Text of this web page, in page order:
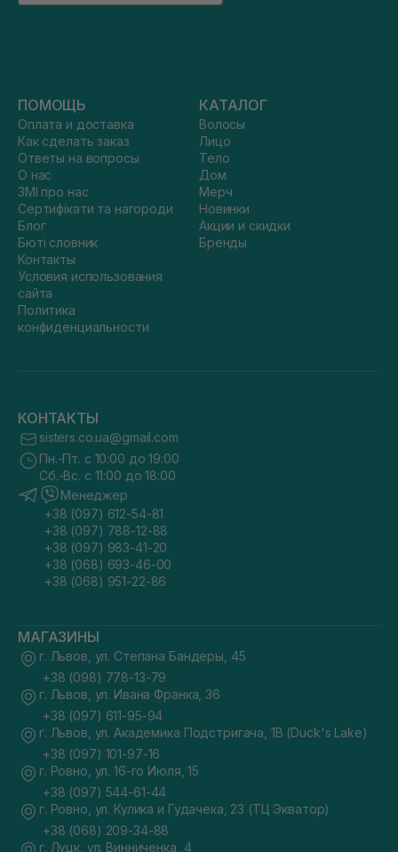
ПОМОЩЬ
Оплата и доставка
Как сделать заказ
Ответы на вопросы
О нас
ЗМІ про нас
Сертифікати та нагороди
Блог
Бюті словник
Контакты
Условия использования
сайта
Политика
конфиденциальности
КАТАЛОГ
Волосы
Лицо
Тело
Дом
Мерч
Новинки
Акции и скидки
Бренды
КОНТАКТЫ
sisters.co.ua@gmail.com
Пн.-Пт. с 10:00 до 19:00
Сб.-Вс. с 11:00 до 18:00
Менеджер
+38 (097) 612-54-81
+38 (097) 788-12-88
+38 (097) 983-41-20
+38 (068) 693-46-00
+38 (068) 951-22-86
МАГАЗИНЫ
г. Львов, ул. Степана Бандеры, 45
+38 (098) 778-13-79
г. Львов, ул. Ивана Франка, 36
+38 (097) 611-95-94
г. Львов, ул. Академика Подстригача, 1В (Duck's Lake)
+38 (097) 101-97-16
г. Ровно, ул. 16-го Июля, 15
+38 (097) 544-61-44
г. Ровно, ул. Кулика и Гудачека, 23 (ТЦ Экватор)
+38 (068) 209-34-88
г. Луцк, ул. Винниченка, 4